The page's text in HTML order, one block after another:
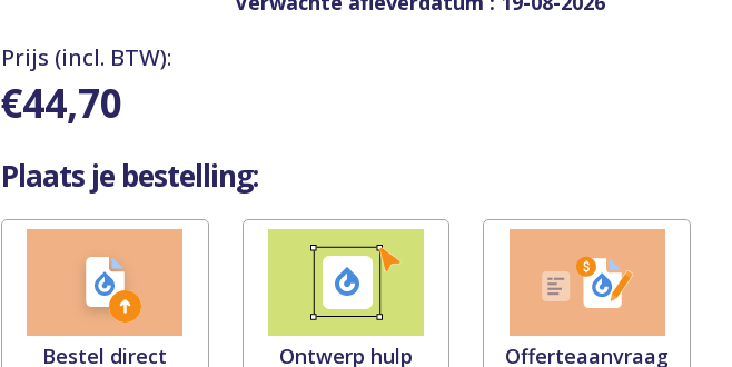
Prijs (incl. BTW):
€44,70
Plaats je bestelling:
Bestel direct Ontwerp hulp Offerteaanvraag